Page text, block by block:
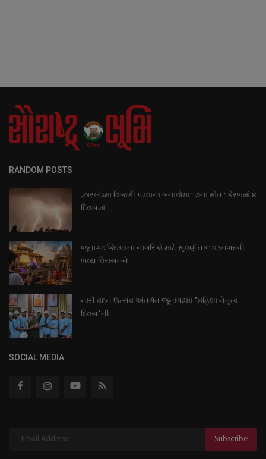
RANDOM POSTS
ઝારખંડમાં વિજળી પડવાના બનાવોમાં ૧૭ના મોત : કેરળમાં ૪
દિવસમાં...
જૂનાગઢ જિલ્લાના નાગરિકો માટે સુવર્ણ તક: વડનગરની
ભવ્ય વિરાસતને...
નારી વંદન ઉત્સવ અંતર્ગત જૂનાગઢમાં "મહિલા નેતૃત્વ
દિવસ"ની...
SOCIAL MEDIA
Subscribe